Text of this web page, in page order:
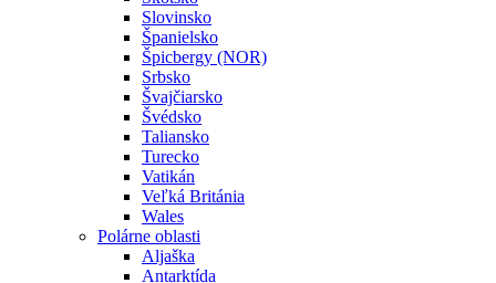
Slovinsko
Španielsko
Špicbergy (NOR)
Srbsko
Švajčiarsko
Švédsko
Taliansko
Turecko
Vatikán
Veľká Británia
Wales
Polárne oblasti
Aljaška
Antarktída